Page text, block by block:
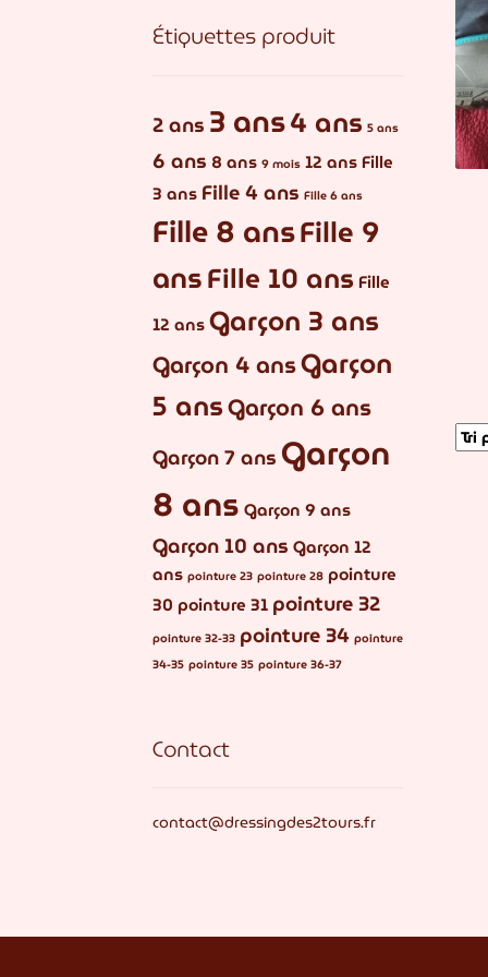
Étiquettes produit
2 ans 3 ans4 ans 5 ans
6 ans 8 ans 9 mois 12 ansFille
3 ans Fille 4 ans Fille 6 ans
Fille 8 ansFille 9
ansFille 10 ans Fille
12 ansGarçon 3 ans
Garçon 4 ansGarçon
5 ansGarçon 6 ans
Garçon 7 ansGarçon
8 ans Garçon 9 ans
Garçon 10 ans Garçon 12
ans pointure 23 pointure 28 pointure
30 pointure 31 pointure 32
pointure 32-33 pointure 34 pointure
34-35 pointure 35 pointure 36-37
Contact
contact@dressingdes2tours.fr